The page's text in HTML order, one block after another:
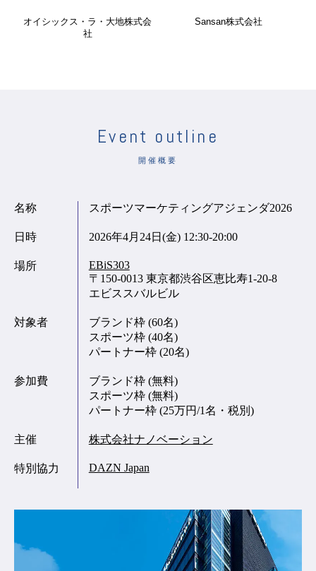
オイシックス・ラ・大地株式会
社
Sansan株式会社
Event outline
開催概要
名称 スポーツマーケティングアジェンダ2026
日時 2026年4月24日(金) 12:30‐20:00
場所
EBiS303
〒150-0013 東京都渋谷区恵比寿1-20-8
エビススバルビル
対象者
ブランド枠 (60名)
スポーツ枠 (40名)
パートナー枠 (20名)
参加費
ブランド枠 (無料)
スポーツ枠 (無料)
パートナー枠 (25万円/1名・税別)
主催 株式会社ナノベーション
特別協力 DAZN Japan